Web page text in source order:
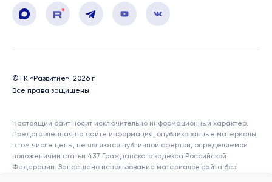
© ГК «Развитие», 2026 г
Все права защищены
Настоящий сайт носит исключительно информационный характер.
Представленная на сайте информация, опубликованные материалы,
в том числе цены, не являются публичной офертой, определяемой
положениями статьи 437 Гражданского кодекса Российской
Федерации. Запрещено использование материалов сайта без